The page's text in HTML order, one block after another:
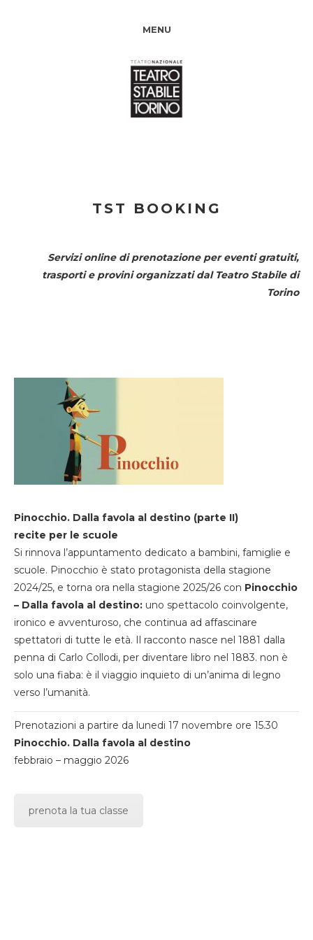
MENU
TST BOOKING
Servizi online di prenotazione per eventi gratuiti,
trasporti e provini organizzati dal Teatro Stabile di
Torino
Pinocchio. Dalla favola al destino (parte II)
recite per le scuole
Si rinnova l’appuntamento dedicato a bambini, famiglie e
scuole. Pinocchio è stato protagonista della stagione
2024/25, e torna ora nella stagione 2025/26 con Pinocchio
– Dalla favola al destino: uno spettacolo coinvolgente,
ironico e avventuroso, che continua ad affascinare
spettatori di tutte le età. Il racconto nasce nel 1881 dalla
penna di Carlo Collodi, per diventare libro nel 1883. non è
solo una fiaba: è il viaggio inquieto di un’anima di legno
verso l’umanità.
Prenotazioni a partire da lunedi 17 novembre ore 15.30
Pinocchio. Dalla favola al destino
febbraio – maggio 2026
prenota la tua classe